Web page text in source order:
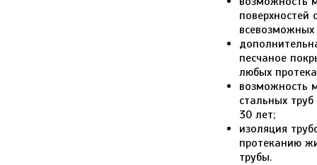
всевозможных
песчаное
любых
возможность
стальных
30 лет;
изоляция
протеканию
трубы.